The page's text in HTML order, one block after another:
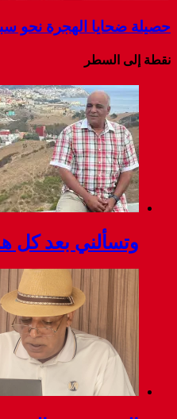
حصيلة ضحايا الهجرة نحو سبتة المحتلة تصل 67 شخصا..
نقطة إلى السطر
وتسألني بعد كل